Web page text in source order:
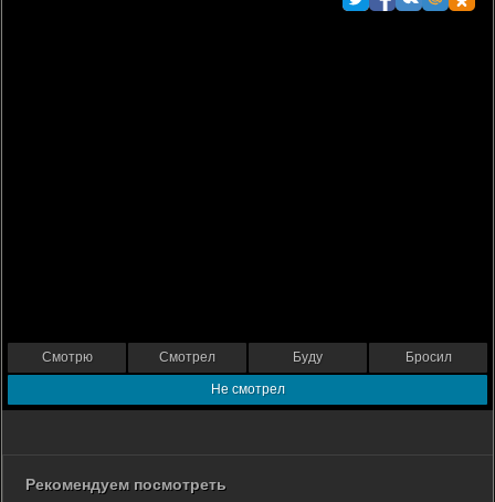
Смотрю Смотрел Буду Бросил
Не смотрел
Рекомендуем посмотреть